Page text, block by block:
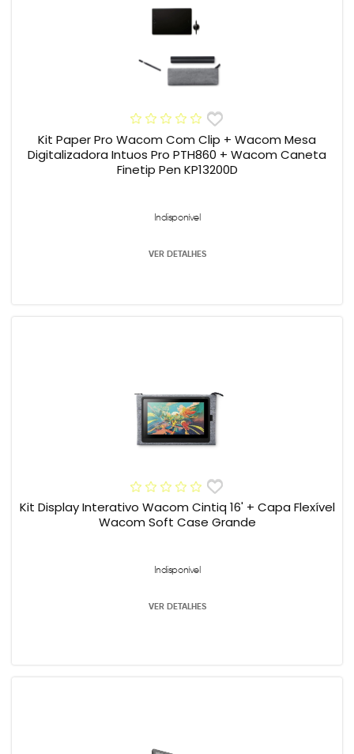
Kit Paper Pro Wacom Com Clip + Wacom Mesa
Digitalizadora Intuos Pro PTH860 + Wacom Caneta
Finetip Pen KP13200D
Indisponível
VER DETALHES
Kit Display Interativo Wacom Cintiq 16' + Capa Flexível
Wacom Soft Case Grande
Indisponível
VER DETALHES